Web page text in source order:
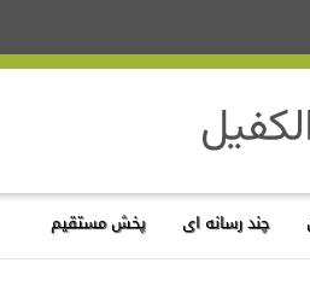
چند رسانه ای پخش مستقیم